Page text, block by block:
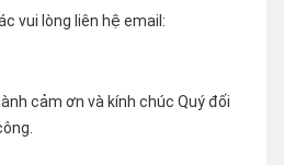
vui lòng liên hệ email:
cảm ơn và kính chúc Quý đối